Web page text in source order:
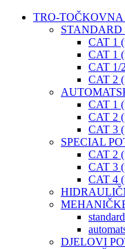
TRO-
STANDARD
CAT 1
CAT 1
CAT 1/
CAT 2
CAT 1
CAT 2
CAT 3
SPECIAL
CAT 2
CAT 3
CAT 4
DJELOVI